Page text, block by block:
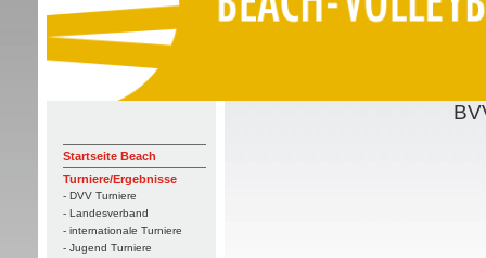
Startseite Beach
Turniere/Ergebnisse
- DVV Turniere
- Landesverband
- internationale Turniere
- Jugend Turniere